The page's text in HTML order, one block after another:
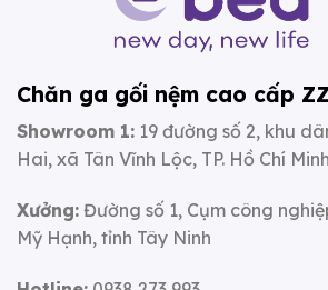
Chăn ga gối nệm cao cấp
Showroom 1: 19 đường số 2, khu
Hai, xã Tân Vĩnh Lộc, TP. Hồ Chí Minh
Xưởng: Đường số 1, Cụm công
Mỹ Hạnh, tỉnh Tây Ninh